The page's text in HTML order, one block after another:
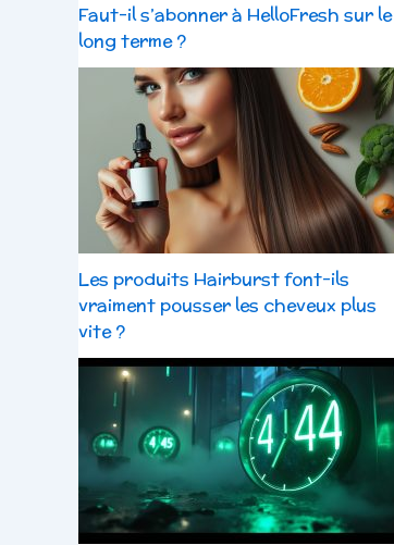
Faut-il s’abonner à HelloFresh sur le
long terme ?
Les produits Hairburst font-ils
vraiment pousser les cheveux plus
vite ?